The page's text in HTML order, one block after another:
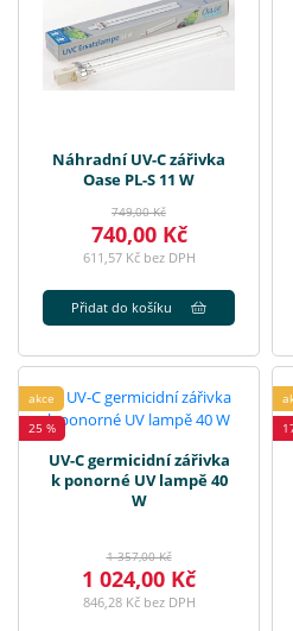
Náhradní UV-C zářivka
Oase PL-S 11 W
749,00 Kč
740,00 Kč
611,57 Kč bez DPH
Přidat do košíku
akce
25 %
UV-C germicidní zářivka
k ponorné UV lampě 40
W
1 357,00 Kč
1 024,00 Kč
846,28 Kč bez DPH